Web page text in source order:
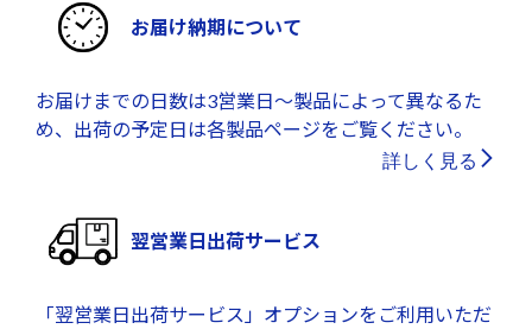
お届け納期について
お届けまでの日数は3営業日～製品によって異なるた
め、出荷の予定日は各製品ページをご覧ください。
詳しく見る
翌営業日出荷サービス
「翌営業日出荷サービス」オプションをご利用いただ